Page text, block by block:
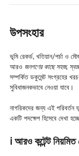
উপসংহার
ভূমি রেকর্ড, খতিয়ান/পর্চা ও
আরও জনগণের কাছে সহজ,
সম্পর্কিত ডকুমেন্ট সংগ্রহের
সুবিধাজনকভাবে নেওয়া যাবে।
নাগরিকদের জন্য এই
একটি পদক্ষেপ হিসেবে দেখা
ℹ️ আরও কন্টেন্ট